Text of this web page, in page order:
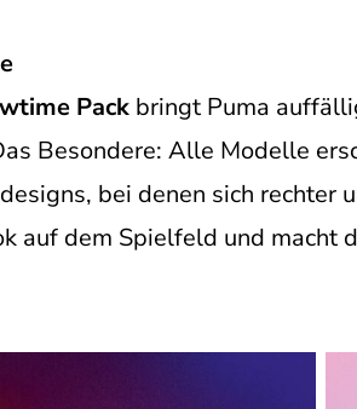
Packbringt Puma
Besondere: Alle Modelle
bei denen sich
auf dem Spielfeld und macht